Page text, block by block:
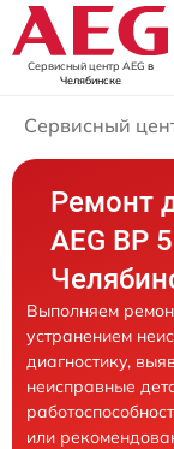
Сервисный центр AEG в
Челябинске
Сервисный
Ремонт
AEG BP
Выполняем
устранением
диагностику,
неисправные
или